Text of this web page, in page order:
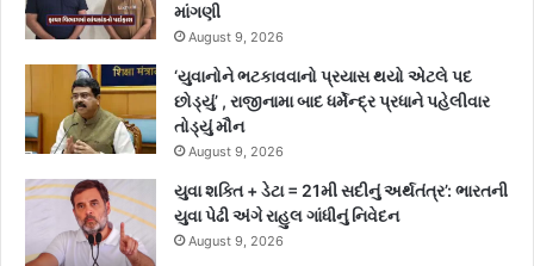
માંગણી
August 9, 2026
‘યુવાનોને ભટકાવવાનો પ્રયાસ થયો એટલે પદ
છોડ્યું’ , રાજીનામા બાદ ધર્મેન્દ્ર પ્રધાને પહેલીવાર
તોડ્યું મૌન
August 9, 2026
યુવા શક્તિ + ડેટા = 21મી સદીનું અર્થતંત્ર’: ભારતની
યુવા પેઢી અંગે રાહુલ ગાંધીનું નિવેદન
August 9, 2026